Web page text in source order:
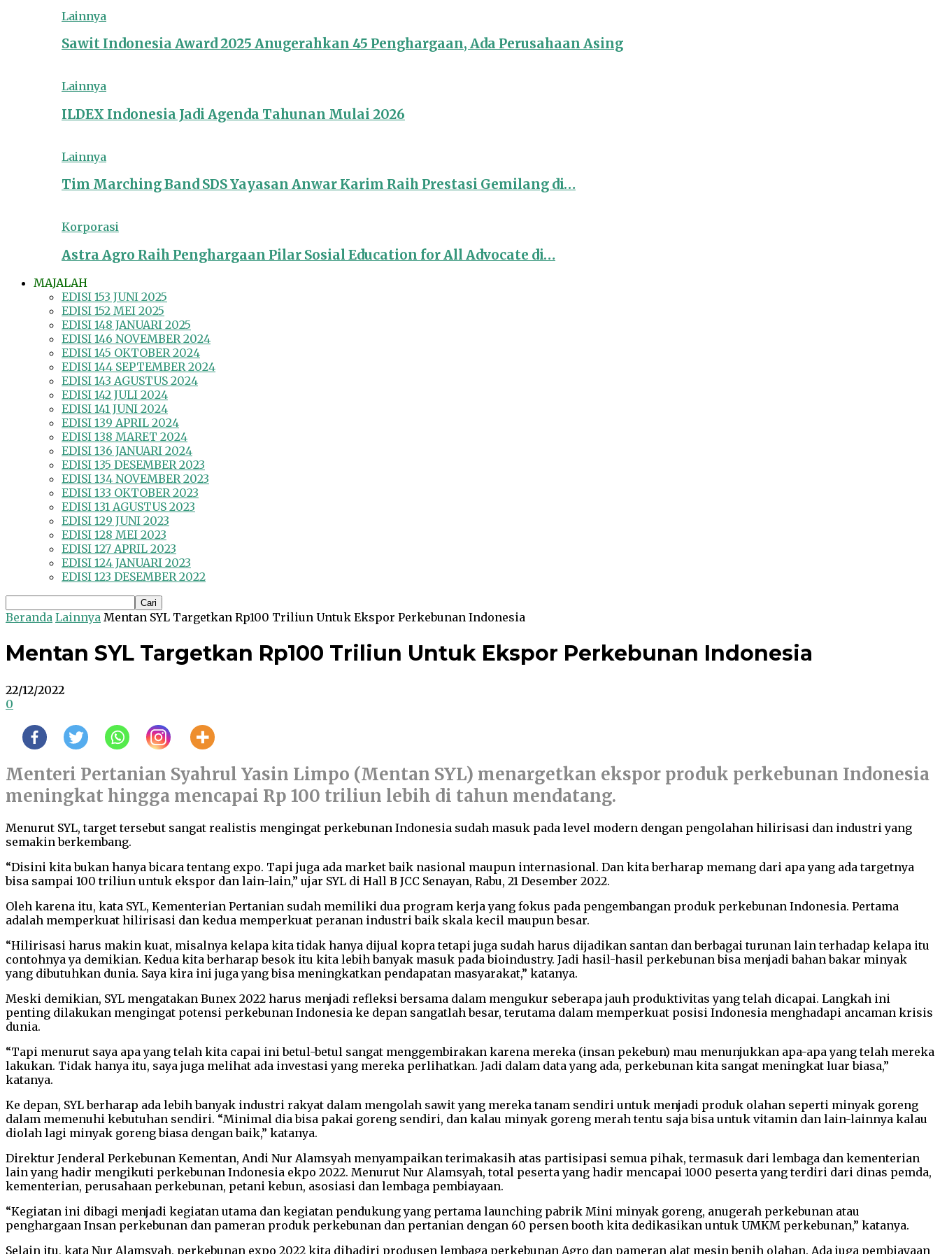
Lainnya
Sawit Indonesia Award 2025 Anugerahkan 45 Penghargaan, Ada Perusahaan Asing
Lainnya
ILDEX Indonesia Jadi Agenda Tahunan Mulai 2026
Lainnya
Tim Marching Band SDS Yayasan Anwar Karim Raih Prestasi Gemilang di…
Korporasi
Astra Agro Raih Penghargaan Pilar Sosial Education for All Advocate di…
MAJALAH
EDISI 153 JUNI 2025
EDISI 152 MEI 2025
EDISI 148 JANUARI 2025
EDISI 146 NOVEMBER 2024
EDISI 145 OKTOBER 2024
EDISI 144 SEPTEMBER 2024
EDISI 143 AGUSTUS 2024
EDISI 142 JULI 2024
EDISI 141 JUNI 2024
EDISI 139 APRIL 2024
EDISI 138 MARET 2024
EDISI 136 JANUARI 2024
EDISI 135 DESEMBER 2023
EDISI 134 NOVEMBER 2023
EDISI 133 OKTOBER 2023
EDISI 131 AGUSTUS 2023
EDISI 129 JUNI 2023
EDISI 128 MEI 2023
EDISI 127 APRIL 2023
EDISI 124 JANUARI 2023
EDISI 123 DESEMBER 2022
Beranda Lainnya Mentan SYL Targetkan Rp100 Triliun Untuk Ekspor Perkebunan Indonesia
Mentan SYL Targetkan Rp100 Triliun Untuk Ekspor Perkebunan Indonesia
22/12/2022
0
Menteri Pertanian Syahrul Yasin Limpo (Mentan SYL) menargetkan ekspor produk perkebunan Indonesia
meningkat hingga mencapai Rp 100 triliun lebih di tahun mendatang.
Menurut SYL, target tersebut sangat realistis mengingat perkebunan Indonesia sudah masuk pada level modern dengan pengolahan hilirisasi dan industri yang
semakin berkembang.
“Disini kita bukan hanya bicara tentang expo. Tapi juga ada market baik nasional maupun internasional. Dan kita berharap memang dari apa yang ada targetnya
bisa sampai 100 triliun untuk ekspor dan lain-lain,” ujar SYL di Hall B JCC Senayan, Rabu, 21 Desember 2022.
Oleh karena itu, kata SYL, Kementerian Pertanian sudah memiliki dua program kerja yang fokus pada pengembangan produk perkebunan Indonesia. Pertama
adalah memperkuat hilirisasi dan kedua memperkuat peranan industri baik skala kecil maupun besar.
“Hilirisasi harus makin kuat, misalnya kelapa kita tidak hanya dijual kopra tetapi juga sudah harus dijadikan santan dan berbagai turunan lain terhadap kelapa itu
contohnya ya demikian. Kedua kita berharap besok itu kita lebih banyak masuk pada bioindustry. Jadi hasil-hasil perkebunan bisa menjadi bahan bakar minyak
yang dibutuhkan dunia. Saya kira ini juga yang bisa meningkatkan pendapatan masyarakat,” katanya.
Meski demikian, SYL mengatakan Bunex 2022 harus menjadi refleksi bersama dalam mengukur seberapa jauh produktivitas yang telah dicapai. Langkah ini
penting dilakukan mengingat potensi perkebunan Indonesia ke depan sangatlah besar, terutama dalam memperkuat posisi Indonesia menghadapi ancaman krisis
dunia.
“Tapi menurut saya apa yang telah kita capai ini betul-betul sangat menggembirakan karena mereka (insan pekebun) mau menunjukkan apa-apa yang telah mereka
lakukan. Tidak hanya itu, saya juga melihat ada investasi yang mereka perlihatkan. Jadi dalam data yang ada, perkebunan kita sangat meningkat luar biasa,”
katanya.
Ke depan, SYL berharap ada lebih banyak industri rakyat dalam mengolah sawit yang mereka tanam sendiri untuk menjadi produk olahan seperti minyak goreng
dalam memenuhi kebutuhan sendiri. “Minimal dia bisa pakai goreng sendiri, dan kalau minyak goreng merah tentu saja bisa untuk vitamin dan lain-lainnya kalau
diolah lagi minyak goreng biasa dengan baik,” katanya.
Direktur Jenderal Perkebunan Kementan, Andi Nur Alamsyah menyampaikan terimakasih atas partisipasi semua pihak, termasuk dari lembaga dan kementerian
lain yang hadir mengikuti perkebunan Indonesia ekpo 2022. Menurut Nur Alamsyah, total peserta yang hadir mencapai 1000 peserta yang terdiri dari dinas pemda,
kementerian, perusahaan perkebunan, petani kebun, asosiasi dan lembaga pembiayaan.
“Kegiatan ini dibagi menjadi kegiatan utama dan kegiatan pendukung yang pertama launching pabrik Mini minyak goreng, anugerah perkebunan atau
penghargaan Insan perkebunan dan pameran produk perkebunan dan pertanian dengan 60 persen booth kita dedikasikan untuk UMKM perkebunan,” katanya.
Selain itu, kata Nur Alamsyah, perkebunan expo 2022 kita dihadiri produsen lembaga perkebunan Agro dan pameran alat mesin benih olahan. Ada juga pembiayaan